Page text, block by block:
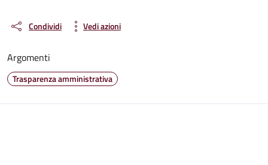
Condividi Vedi azioni
Argomenti
Trasparenza amministrativa